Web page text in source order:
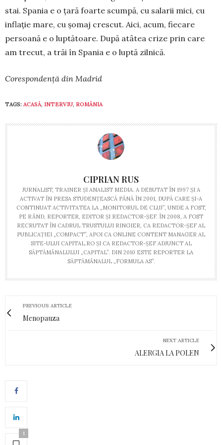
stai. Spania e o țară foarte scumpă, cu salarii mici, cu
inflație mare, cu șomaj crescut. Aici, acum, ­fiecare
persoană e o luptătoare. După atâtea crize prin care
am trecut, a trăi în Spania e o luptă ­zilnică.
Corespondență din Madrid
TAGS: ACASĂ, INTERVIU, ROMÂNIA
CIPRIAN RUS
JURNALIST, TRAINER ŞI ANALIST MEDIA. A DEBUTAT ÎN 1997 ŞI A
ACTIVAT ÎN PRESA STUDENŢEASCĂ PÂNĂ ÎN 2001, DUPĂ CARE ŞI-A
CONTINUAT ACTIVITATEA LA „MONITORUL DE CLUJ”, UNDE A FOST,
PE RÂND, REPORTER, EDITOR ŞI REDACTOR-ŞEF. ÎN 2008, A FOST
RECRUTAT ÎN CADRUL TRUSTULUI RINGIER, CA REDACTOR-ŞEF AL
PUBLICAŢIEI „COMPACT”, APOI CA ONLINE CONTENT MANAGER AL
SITE-ULUI CAPITAL.RO ŞI CA REDACTOR-ŞEF ADJUNCT AL
SĂPTĂMÂNALULUI „CAPITAL”. DIN 2010 ESTE REPORTER LA
SĂPTĂMÂNALUL „FORMULA AS”.
PREVIOUS ARTICLE
Menopauza
NEXT ARTICLE
ALERGIA LA POLEN
1